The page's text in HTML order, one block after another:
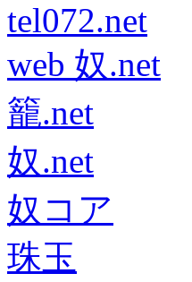
tel072.net
web 奴.net
籠.net
奴.net
奴コア
珠玉